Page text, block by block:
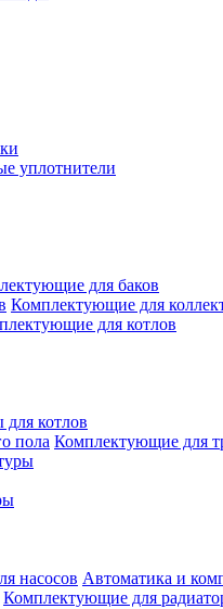
уплотнители
для баков
Комплектующие для
для котлов
котлов
Комплектующие для
Автоматика и
Комплектующие для